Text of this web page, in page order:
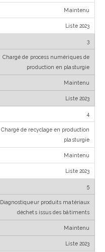
Maintenu
Liste 2023
3
Chargé de process numériques de
production en plasturgie
Maintenu
Liste 2023
4
Chargé de recyclage en production
plasturgie
Maintenu
Liste 2023
5
Diagnostiqueur produits matériaux
déchets issus des bâtiments
Maintenu
Liste 2023